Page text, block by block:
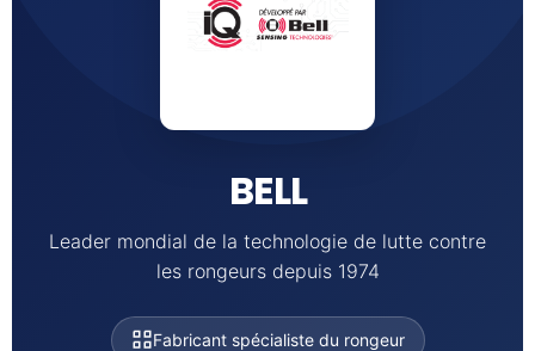
BELL
Leader mondial de la technologie de lutte contre
les rongeurs depuis 1974
Fabricant spécialiste du rongeur